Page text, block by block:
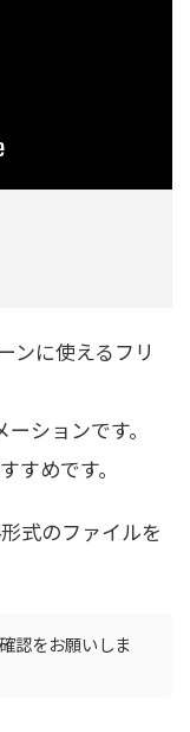
ンに使えるフリ
ションです。
すめです。
式のファイルを
認をお願いしま